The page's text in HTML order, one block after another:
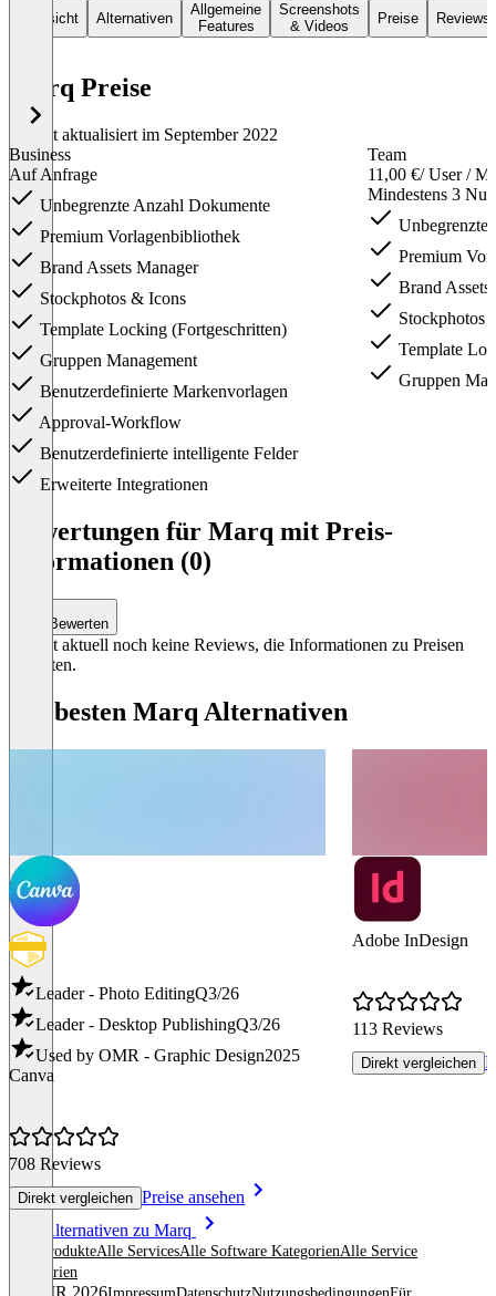
Übersicht Alternativen
Allgemeine
Features
Screenshots
& Videos
Preise Reviews
Marq Preise
Zuletzt aktualisiert im September 2022
Business
Auf Anfrage
Unbegrenzte Anzahl Dokumente
Premium Vorlagenbibliothek
Brand Assets Manager
Stockphotos & Icons
Template Locking (Fortgeschritten)
Gruppen Management
Benutzerdefinierte Markenvorlagen
Approval-Workflow
Benutzerdefinierte intelligente Felder
Erweiterte Integrationen
Team
11,00 €/ User /
Mindestens 3
Unbegrenzte
Premium
Brand Assets
Stockphotos
Template
Gruppen
Bewertungen für Marq mit Preis-
Informationen (0)
Bewerten
Es gibt aktuell noch keine Reviews, die Informationen zu Preisen
enthalten.
Die besten Marq Alternativen
Leader - Photo EditingQ3/26
Leader - Desktop PublishingQ3/26
Used by OMR - Graphic Design2025
Canva
708 Reviews
Direkt vergleichen Preise ansehen
Adobe InDesign
113 Reviews
Direkt vergleichen
Alle Alternativen zu Marq
Alle ProdukteAlle ServicesAlle Software KategorienAlle Service
Kategorien
© OMR 2026